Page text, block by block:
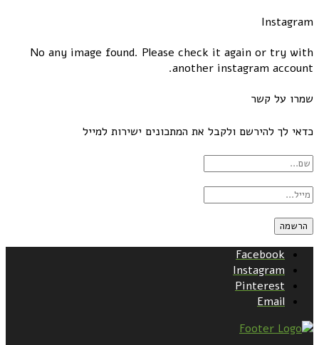
Instagram
No any image found. Please check it again or try with
another instagram account.
שמרו על קשר
כדאי לך להירשם ולקבל את המתכונים ישירות למייל
Facebook
Instagram
Pinterest
Email